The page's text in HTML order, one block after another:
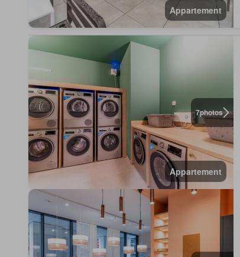
Appartement
7photos
Appartement